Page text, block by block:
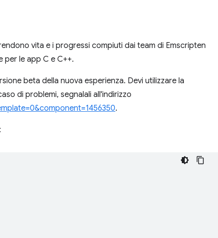
vita e i progressi compiuti dai team di Emscripten
per le app C e C++.
beta della nuova esperienza. Devi utilizzare la
di problemi, segnalali all'indirizzo
.